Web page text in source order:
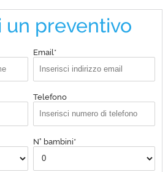
un preventivo
Email*
Telefono
N° bambini*